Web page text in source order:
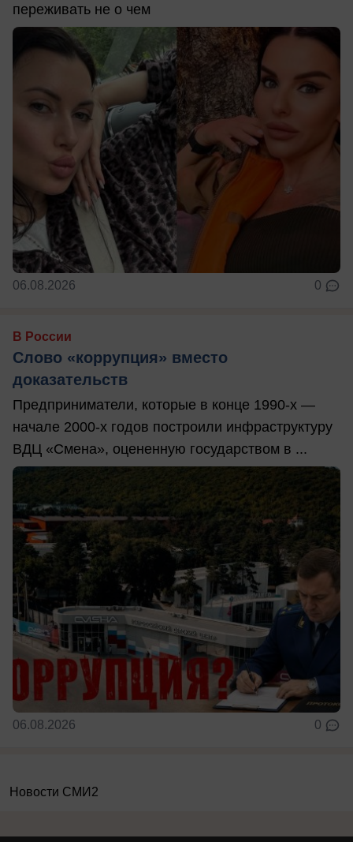
переживать не о чем
06.08.2026 0
В России
Слово «коррупция» вместо
доказательств
Предприниматели, которые в конце 1990-х —
начале 2000-х годов построили инфраструктуру
ВДЦ «Смена», оцененную государством в ...
06.08.2026 0
Новости СМИ2